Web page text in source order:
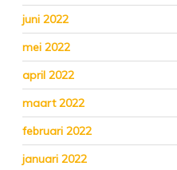
juni 2022
mei 2022
april 2022
maart 2022
februari 2022
januari 2022